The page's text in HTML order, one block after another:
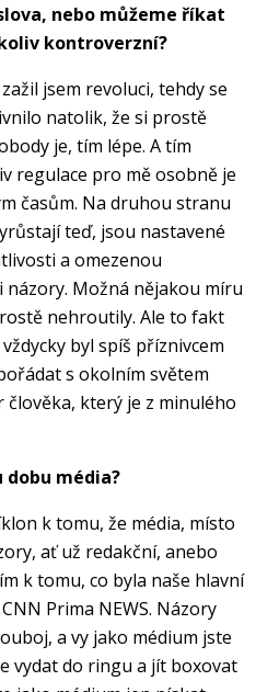
nebo můžeme říkat
kontroverzní?
jsem revoluci, tehdy se
natolik, že si prostě
je, tím lépe. A tím
regulace pro mě osobně je
časům. Na druhou stranu
teď, jsou nastavené
a omezenou
Možná nějakou míru
nehroutily. Ale to fakt
byl spíš příznivcem
s okolním světem
který je z minulého
média?
k tomu, že média, místo
ať už redakční, anebo
k tomu, co byla naše hlavní
Prima NEWS. Názory
a vy jako médium jste
vydat do ringu a jít boxovat